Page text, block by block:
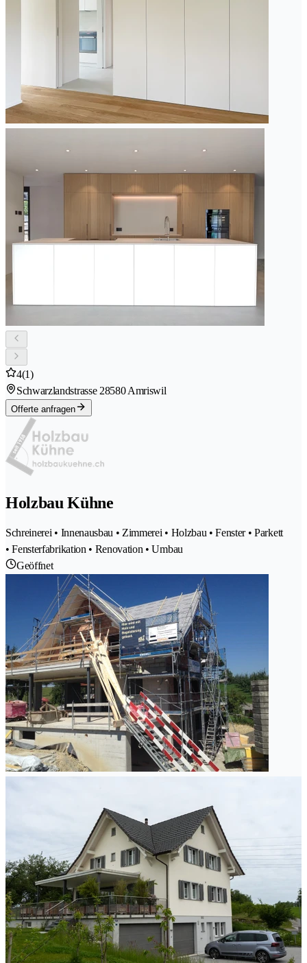
4(1)
Schwarzlandstrasse 28580 Amriswil
Offerte anfragen
Holzbau Kühne
Schreinerei • Innenausbau • Zimmerei • Holzbau • Fenster • Parkett
• Fensterfabrikation • Renovation • Umbau
Geöffnet